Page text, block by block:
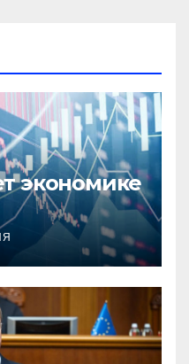
экономике